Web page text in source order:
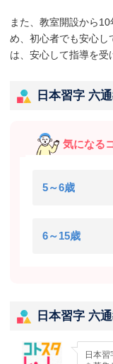
また、教室開設から
め、初心者でも安心し
は、安心して指導を受
日本習字 六
気になる
5～6歳
6～15歳
日本習字 六
日本習